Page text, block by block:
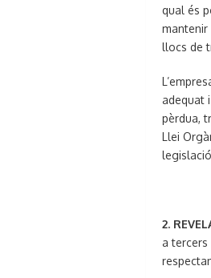
qual és
mantenir
llocs de
adequat
pèrdua,
Llei
2.
a tercers